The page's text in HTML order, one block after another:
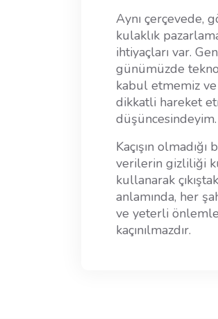
Aynı çerçevede,
kulaklık
ihtiyaçları var.
günümüzde
kabul etmemiz ve
dikkatli hareket
düşüncesindeyim.
Kaçışın
verilerin gizliliği
kullanarak
anlamında, her
ve yeterli
kaçınılmazdır.